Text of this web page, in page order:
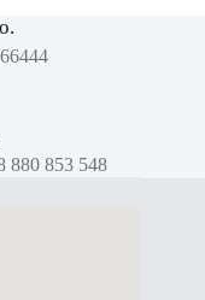
880 853 548